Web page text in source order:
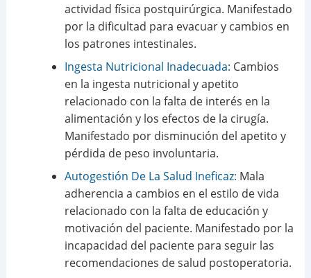
actividad física postquirúrgica. Manifestado
por la dificultad para evacuar y cambios en
los patrones intestinales.
Ingesta Nutricional Inadecuada: Cambios
en la ingesta nutricional y apetito
relacionado con la falta de interés en la
alimentación y los efectos de la cirugía.
Manifestado por disminución del apetito y
pérdida de peso involuntaria.
Autogestión De La Salud Ineficaz: Mala
adherencia a cambios en el estilo de vida
relacionado con la falta de educación y
motivación del paciente. Manifestado por la
incapacidad del paciente para seguir las
recomendaciones de salud postoperatoria.